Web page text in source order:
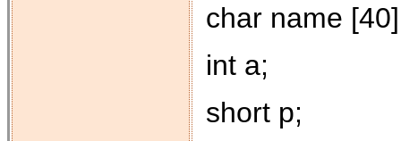
char name
int a;
short p;